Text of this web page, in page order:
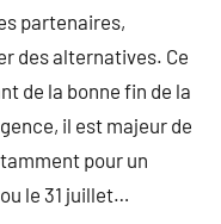
partenaires,
des alternatives. Ce
de la bonne fin de la
il est majeur de
pour un
le 31 juillet…